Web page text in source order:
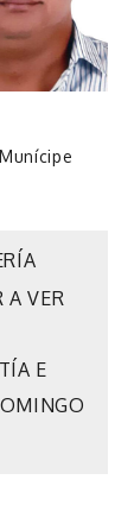
A VER
E